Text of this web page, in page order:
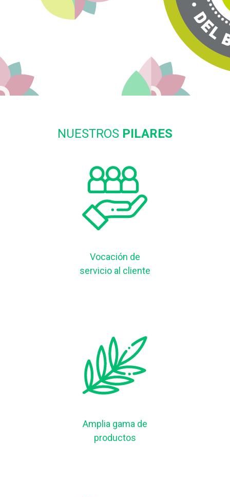
NUESTROS PILARES
Vocación de
servicio al cliente
Amplia gama de
productos